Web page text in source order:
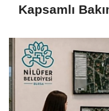
Kapsamlı